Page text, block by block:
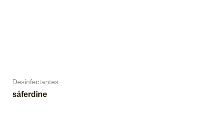
Desinfectantes
sáferdine